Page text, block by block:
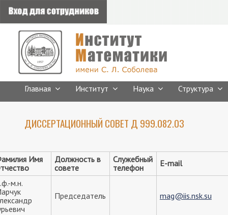
Главная Институт Наука Структура
ДИССЕРТАЦИОННЫЙ СОВЕТ Д 999.082.03
Имя
Должность в
совете
Служебный
телефон
E-mail
м.н.
Председатель mag@iis.nsk.su